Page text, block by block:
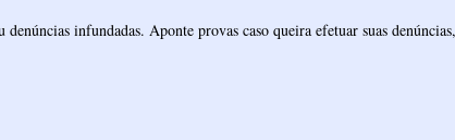
infundadas. Aponte provas caso queira efetuar suas denúncias,